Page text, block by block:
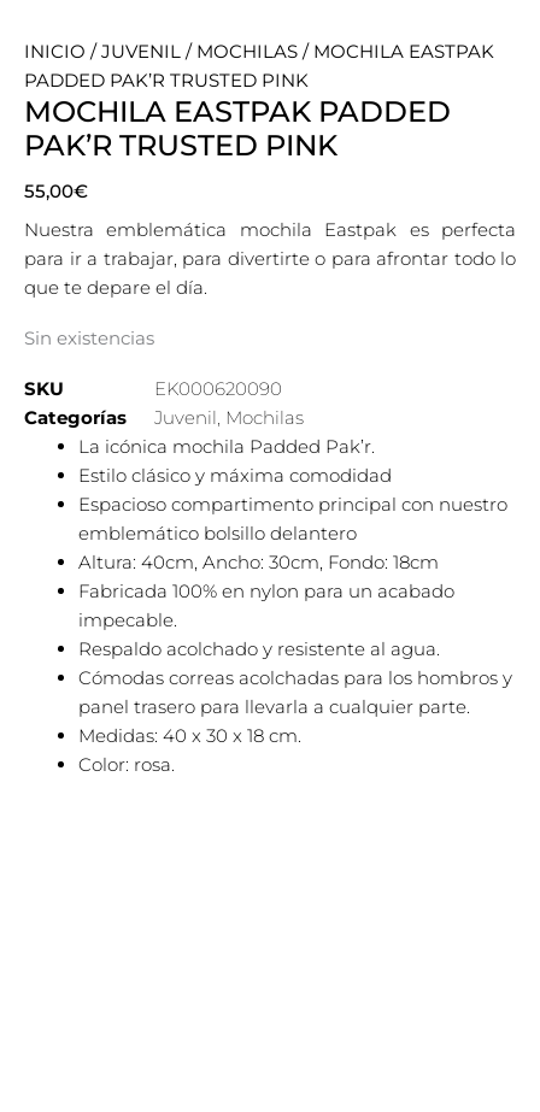
INICIO /JUVENIL / MOCHILAS / MOCHILA EASTPAK
PADDED PAK’R TRUSTED PINK
MOCHILA EASTPAK PADDED
PAK’R TRUSTED PINK
55,00€
Nuestra emblemática mochila Eastpak es perfecta
para ir a trabajar, para divertirte o para afrontar todo lo
que te depare el día.
Sin existencias
SKU
EK000620090
Categorías
Juvenil, Mochilas
La icónica mochila Padded Pak’r.
Estilo clásico y máxima comodidad
Espacioso compartimento principal con nuestro
emblemático bolsillo delantero
Altura: 40cm, Ancho: 30cm, Fondo: 18cm
Fabricada 100% en nylon para un acabado
impecable.
Respaldo acolchado y resistente al agua.
Cómodas correas acolchadas para los hombros y
panel trasero para llevarla a cualquier parte.
Medidas: 40 x 30 x 18 cm.
Color: rosa.